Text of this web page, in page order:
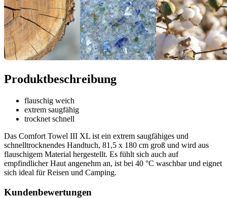
Produktbeschreibung
flauschig weich
extrem saugfähig
trocknet schnell
Das Comfort Towel III XL ist ein extrem saugfähiges und
schnelltrocknendes Handtuch, 81,5 x 180 cm groß und wird aus
flauschigem Material hergestellt. Es fühlt sich auch auf
empfindlicher Haut angenehm an, ist bei 40 °C waschbar und eignet
sich ideal für Reisen und Camping.
Kundenbewertungen